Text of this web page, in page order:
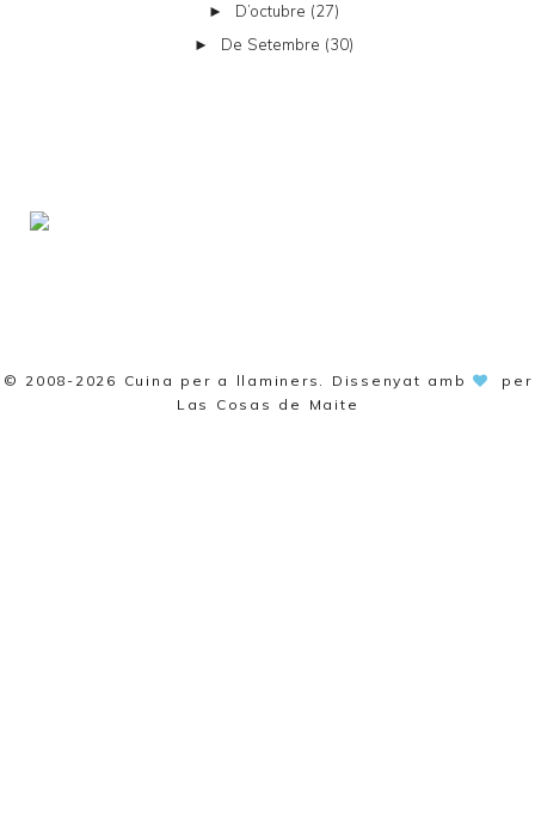
► D’octubre (27)
► De Setembre (30)
© 2008-2026 Cuina per a llaminers . Dissenyat amb
per
Las Cosas de Maite